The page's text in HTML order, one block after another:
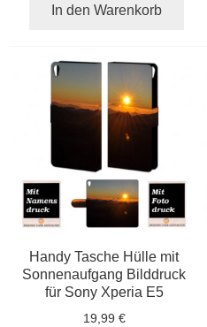
In den Warenkorb
Handy Tasche Hülle mit
Sonnenaufgang Bilddruck
für Sony Xperia E5
19,99 €